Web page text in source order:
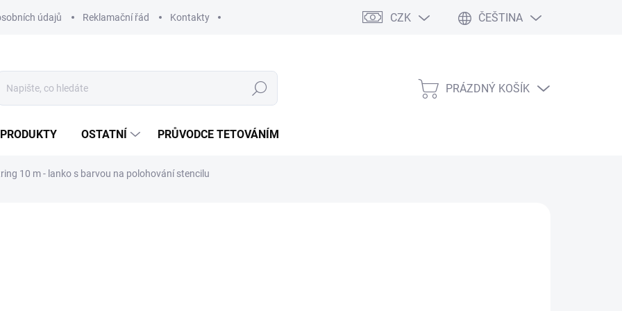
údajů Reklamační řád Kontakty CZK ČEŠTINA
Hledat
NÁKUPNÍ
PRÁZDNÝ KOŠÍK
OSTATNÍ PRŮVODCE TETOVÁNÍM
10 m - lanko s barvou na polohování stencilu